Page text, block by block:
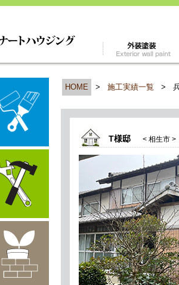
HOME > 施工実績一覧 >
T様邸 < 相生市 >